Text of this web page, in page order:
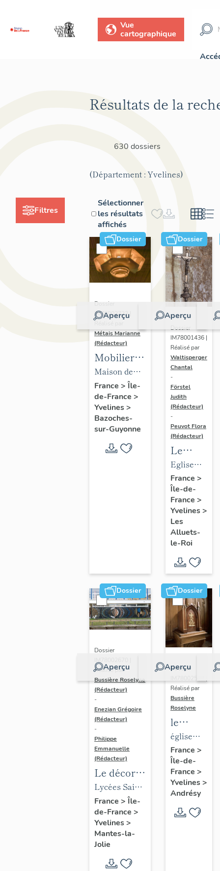
Vue
cartographique
Filtres
Résultats de la
630 dossiers
(Département : Yvelines)
Sélectionner
les résultats
affichés
Dossier
Aperçu
Dossier
IM78002723 |
Métais Marianne
(Rédacteur)
Mobilier
de la
maison
Louis
Carré
Maison de
villégiature
dite maison
Louis Carré
France > Île-
de-France >
Yvelines>
Bazoches-
sur-Guyonne
Dossier
Aperçu
Dossier
IM78001436 |
Réalisé par
Waltisperger
Chantal
-
Förstel
Judith
(Rédacteur)
-
Peuvot Flora
(Rédacteur)
Le
mobilier
de
l'église
Saint-
Nicolas
Eglise
paroissiale
Saint-
Nicolas
France >
Île-de-
France >
Yvelines>
Les
Alluets-
le-Roi
Dossier
Aperçu
Dossier
IM78002670 |
Réalisé par
Bussière Roselyne
(Rédacteur)
-
Enezian Grégoire
(Rédacteur)
-
Philippe
Emmanuelle
(Rédacteur)
Le décor
des lycées
de Mantes
Lycées Saint-
Exupéry et
Jean Rostand
France > Île-
de-France >
Yvelines>
Mantes-la-
Jolie
Dossier
Aperçu
Dossier
Réalisé par
Bussière
Roselyne
le
mobilier
de
l'église
Saint-
Germain-
de-
Paris
église
paroissiale
Saint-
Germain
France >
Île-de-
France >
Yvelines>
Andrésy